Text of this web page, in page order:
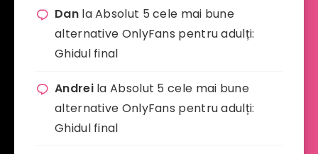
DanlaAbsolut 5 cele mai bune
alternative OnlyFans pentru adulți:
Ghidul final
AndreilaAbsolut 5 cele mai bune
alternative OnlyFans pentru adulți:
Ghidul final